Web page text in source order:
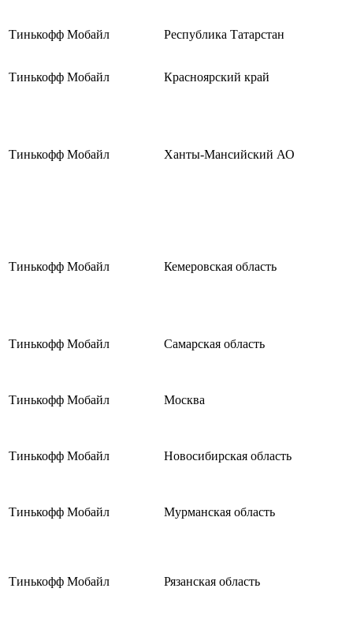
Тинькофф Мобайл Республика Татарстан
Тинькофф Мобайл Красноярский край
Тинькофф Мобайл Ханты-Мансийский АО
Тинькофф Мобайл Кемеровская область
Тинькофф Мобайл Самарская область
Тинькофф Мобайл Москва
Тинькофф Мобайл Новосибирская область
Тинькофф Мобайл Мурманская область
Тинькофф Мобайл Рязанская область